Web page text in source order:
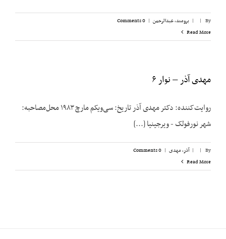
By
|
| برومند، عبدالرحمن |
0 Comments
Read More
مهدی آذر – نوار ۶
روایت‌کننده: دکتر مهدی آذر تاریخ: سی‌ویکم مارچ ۱۹۸۳ محل‌مصاحبه:
شهر نورفولک - ویرجینیا [...]
By
|
| آذر، مهدی |
0 Comments
Read More